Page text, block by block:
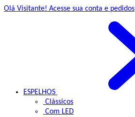
Olá Visitante! Acesse sua conta e pedidos
ESPELHOS
Clássicos
Com LED